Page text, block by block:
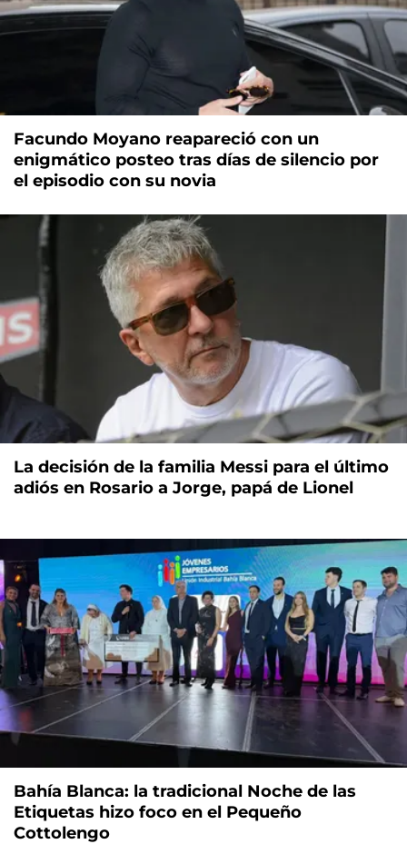
Facundo Moyano reapareció con un
enigmático posteo tras días de silencio por
el episodio con su novia
La decisión de la familia Messi para el último
adiós en Rosario a Jorge, papá de Lionel
Bahía Blanca: la tradicional Noche de las
Etiquetas hizo foco en el Pequeño
Cottolengo